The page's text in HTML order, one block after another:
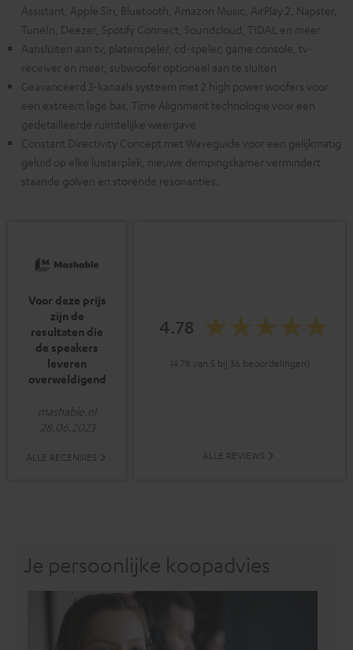
Assistant, Apple Siri, Bluetooth, Amazon Music, AirPlay 2, Napster,
TuneIn, Deezer, Spotify Connect, Soundcloud, TIDAL en meer
Aansluiten aan tv, platenspeler, cd-speler, game console, tv-
receiver en meer, subwoofer optioneel aan te sluiten
Geavanceerd 3-kanaals systeem met 2 high power woofers voor
een extreem lage bas, Time Alignment technologie voor een
gedetailleerde ruimtelijke weergave
Constant Directivity Concept met Waveguide voor een gelijkmatig
geluid op elke luisterplek, nieuwe dempingskamer vermindert
staande golven en storende resonanties.
Voor deze prijs
zijn de
resultaten die
de speakers
leveren
overweldigend
mashable.nl
28.06.2023
ALLE RECENSIES
4.78
(4.78 van 5 bij 36 beoordelingen)
ALLE REVIEWS
Je persoonlijke koopadvies